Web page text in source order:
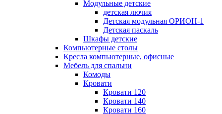
Модульные детские
детская лючия
Детская модульная ОРИОН-1
Детская паскаль
Шкафы детские
Компьютерные столы
Кресла компьютерные, офисные
Мебель для спальни
Комоды
Кровати
Кровати 120
Кровати 140
Кровати 160